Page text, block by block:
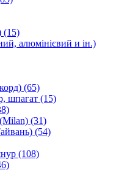
(15)
алюмінієвий и ін.)
(65)
шпагат (15)
(31)
(54)
(108)